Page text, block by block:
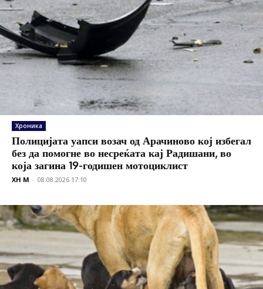
Хроника
Полицијата уапси возач од Арачиново кој избегал
без да помогне во несреќата кај Радишани, во
која загина 19-годишен мотоциклист
XH M - 08.08.2026 17:10